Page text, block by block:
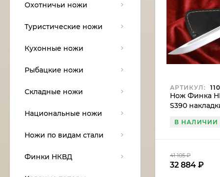
АРТИКУЛ:
Нож Финка
S390
В НАЛИЧИИ
41 105₽
32 884 ₽
Охотничьи ножи
Туристические ножи
Кухонные ножи
Рыбацкие ножи
Складные ножи
Национальные ножи
Ножи по видам стали
Финки НКВД